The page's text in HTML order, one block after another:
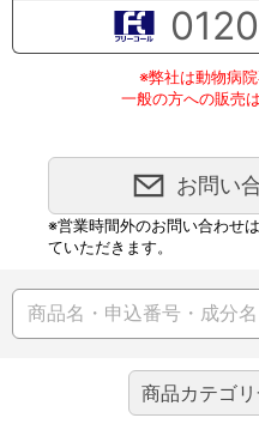
※弊社は動物病院
一般の方への販売
お問い
※営業時間外のお問い合わせ
ていただきます。
商品カテゴ